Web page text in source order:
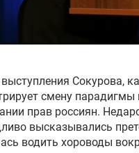
Сокурова,
смену
прав россиян.
высказывались
водить хороводы